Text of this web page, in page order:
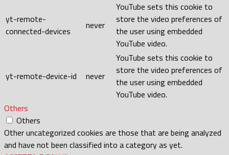
yt-remote-
connected-devices
never
YouTube sets this cookie to
store the video preferences of
the user using embedded
YouTube video.
yt-remote-device-id never
YouTube sets this cookie to
store the video preferences of
the user using embedded
YouTube video.
Others
Others
Other uncategorized cookies are those that are being analyzed
and have not been classified into a category as yet.